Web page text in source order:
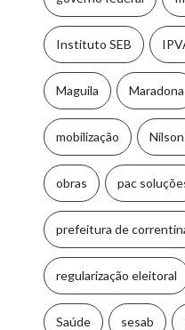
Instituto SEB
Maguila Maradona
mobilização
obras pac
prefeitura de
regularização eleitoral
Saúde sesab